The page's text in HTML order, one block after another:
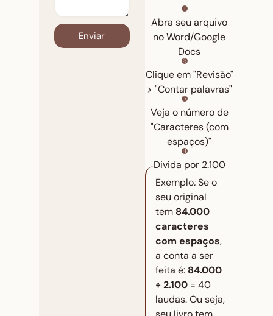
Enviar
Abra seu arquivo
no Word/Google
Docs
Clique em "Revisão"
> "Contar palavras"
Veja o número de
"Caracteres (com
espaços)"
Divida por 2.100
Exemplo:Se o
seu original
tem 84.000
caracteres
com espaços,
a conta a ser
feita é: 84.000
÷ 2.100= 40
laudas. Ou seja,